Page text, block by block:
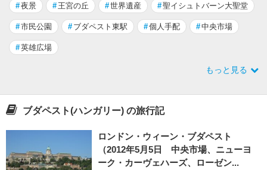
#夜景 # 王宮の丘 #世界遺産 #聖イシュトバーン大聖堂
#市民公園 # ブダペスト東駅 #個人手配 #中央市場
#英雄広場
もっと見る
ブダペスト(ハンガリー) の旅行記
ロンドン・ウィーン・ブダペスト
（2012年5月5日 中央市場、ニューヨ
ーク・カーヴェハーズ、ローゼン...